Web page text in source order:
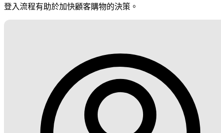
登入流程有助於加快顧客購物的決策。